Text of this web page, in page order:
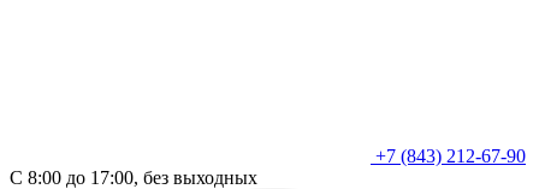
+7 (843) 212-67-90
С 8:00 до 17:00, без выходных